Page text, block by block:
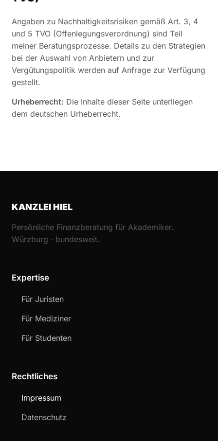
Angaben zu Nachhaltigkeitsrisiken gemäß Art. 3, 4
und 5 TVO (Offenlegungsverordnung) sind Teil
meiner Beratungsprozesse. Details zu den Strategien
bei der Auswahl von Anbietern und zur
Vergütungspolitik werden auf Anfrage zur Verfügung
gestellt.
Urheberrecht: Die Inhalte dieser Seite unterliegen
dem deutschen Urheberrecht.
KANZLEI HIEL
Persönliche Finanzberatung für Akademiker.
Würzburg · bundesweit.
Expertise
Für Juristen
Für Mediziner
Für Studenten
Rechtliches
Impressum
Datenschutz